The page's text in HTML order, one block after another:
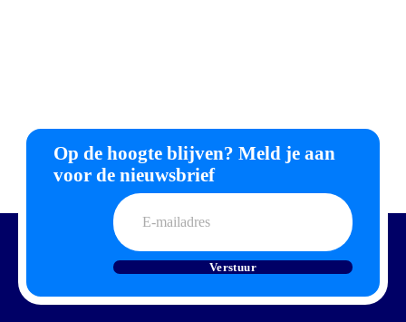
Op de hoogte blijven? Meld je aan
voor de nieuwsbrief
E-
mailadres
Verstuur